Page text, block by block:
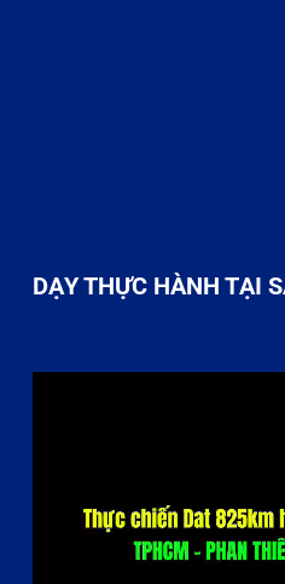
DẠY THỰC HÀNH TẠI